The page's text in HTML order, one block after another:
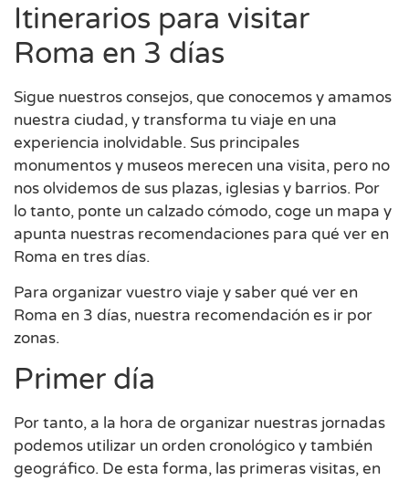
Itinerarios para visitar
Roma en 3 días
Sigue nuestros consejos, que conocemos y amamos
nuestra ciudad, y transforma tu viaje en una
experiencia inolvidable. Sus principales
monumentos y museos merecen una visita, pero no
nos olvidemos de sus plazas, iglesias y barrios. Por
lo tanto, ponte un calzado cómodo, coge un mapa y
apunta nuestras recomendaciones para qué ver en
Roma en tres días.
Para organizar vuestro viaje y saber qué ver en
Roma en 3 días, nuestra recomendación es ir por
zonas.
Primer día
Por tanto, a la hora de organizar nuestras jornadas
podemos utilizar un orden cronológico y también
geográfico. De esta forma, las primeras visitas, en